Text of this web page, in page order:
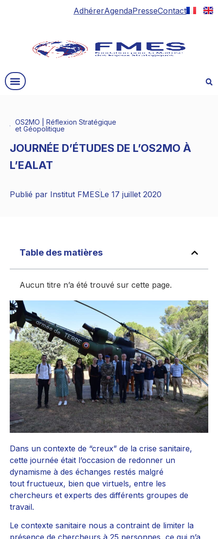
AdhérerAgendaPresseContact
OS2MO |Réflexion Stratégique
et Géopolitique
JOURNÉE D’ÉTUDES DE L’OS2MO À
L’EALAT
Publié par Institut FMESLe 17 juillet 2020
Table des matières
Aucun titre n’a été trouvé sur cette page.
Dans un contexte de “creux” de la crise sanitaire,
cette journée était l’occasion de redonner un
dynamisme à des échanges restés malgré
tout fructueux, bien que virtuels, entre les
chercheurs et experts des différents groupes de
travail.
Le contexte sanitaire nous a contraint de limiter la